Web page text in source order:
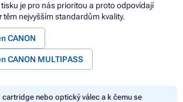
tisku je pro nás prioritou a proto odpovídají
těm nejvyšším standardům kvality.
CANON
CANON MULTIPASS
cartridge nebo optický válec a k čemu se